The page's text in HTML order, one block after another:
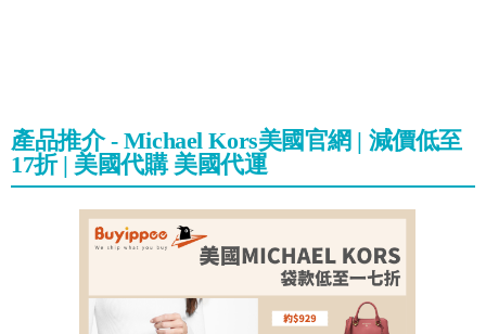
產品推介 - Michael Kors美國官網 | 減價低至
17折 | 美國代購 美國代運